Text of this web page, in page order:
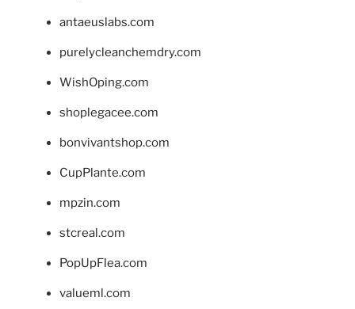
antaeuslabs.com
purelycleanchemdry.com
WishOping.com
shoplegacee.com
bonvivantshop.com
CupPlante.com
mpzin.com
stcreal.com
PopUpFlea.com
valueml.com